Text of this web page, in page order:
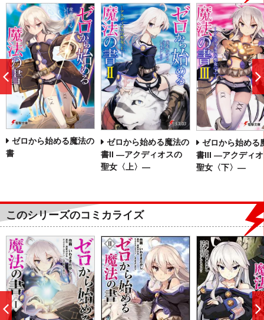
ゼロから始める魔法の
書
ゼロから始める魔法の
書II ―アクディオスの
聖女〈上〉―
ゼロから始める
書III ―アクディ
聖女〈下〉―
前
このシリーズのコミカライズ